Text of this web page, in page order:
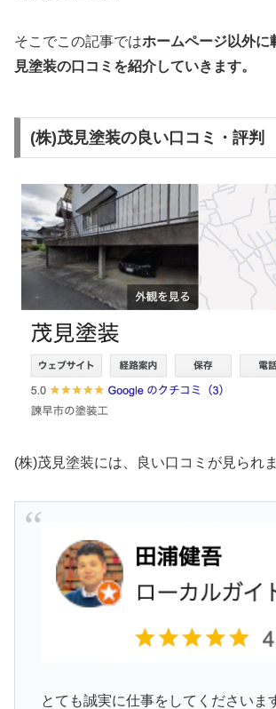
そこでこの記事ではホームページ以外に
見塗装の口コミを紹介していきます。
(株)茂見塗装の良い口コミ・評判
(株)茂見塗装には、良い口コミが見られま
とても誠実に仕事をしてくださいま